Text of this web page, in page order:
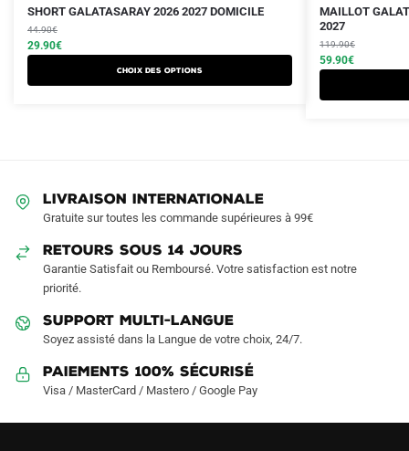
SHORT GALATASARAY 2026 2027 DOMICILE
44.90€
Le
prix
initial
était :
29.90€
Le
prix
actuel
est :
Choix des options
Ce
produit
a
choisies
la
page
produit
MAILLOT
2027
119.90€
Le
prix
initial
était :
59.90€
Le
prix
actuel
est :
Ce
produit
a
plusieurs
variations.
page
LIVRAISON INTERNATIONALE
Gratuite sur toutes les commande supérieures à 99€
RETOURS SOUS 14 JOURS
Garantie Satisfait ou Remboursé. Votre satisfaction est notre
priorité.
SUPPORT MULTI-LANGUE
Soyez assisté dans la Langue de votre choix, 24/7.
Paiements 100% Sécurisé
Visa / MasterCard / Mastero / Google Pay